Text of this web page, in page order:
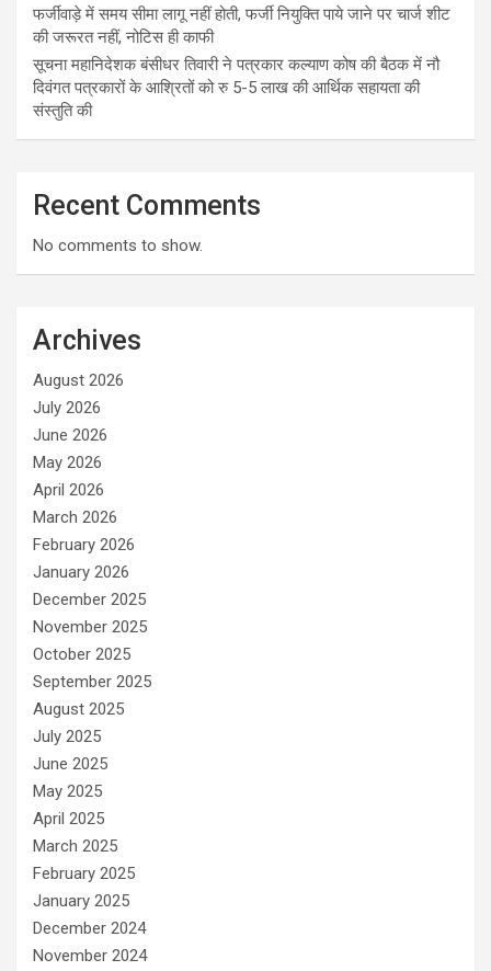
फर्जीवाड़े में समय सीमा लागू नहीं होती, फर्जी नियुक्ति पाये जाने पर चार्ज शीट
की जरूरत नहीं, नोटिस ही काफी
सूचना महानिदेशक बंसीधर तिवारी ने पत्रकार कल्याण कोष की बैठक में नौ
दिवंगत पत्रकारों के आश्रितों को रु 5-5 लाख की आर्थिक सहायता की
संस्तुति की
Recent Comments
No comments to show.
Archives
August 2026
July 2026
June 2026
May 2026
April 2026
March 2026
February 2026
January 2026
December 2025
November 2025
October 2025
September 2025
August 2025
July 2025
June 2025
May 2025
April 2025
March 2025
February 2025
January 2025
December 2024
November 2024